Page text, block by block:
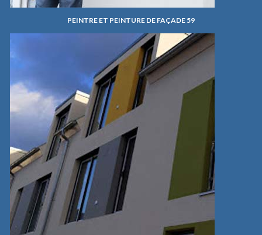
PEINTRE ET PEINTURE DE FAÇADE 59